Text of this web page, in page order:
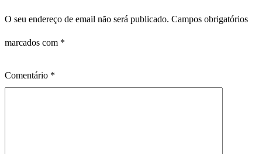
O seu endereço de email não será publicado. Campos obrigatórios
marcados com *
Comentário *